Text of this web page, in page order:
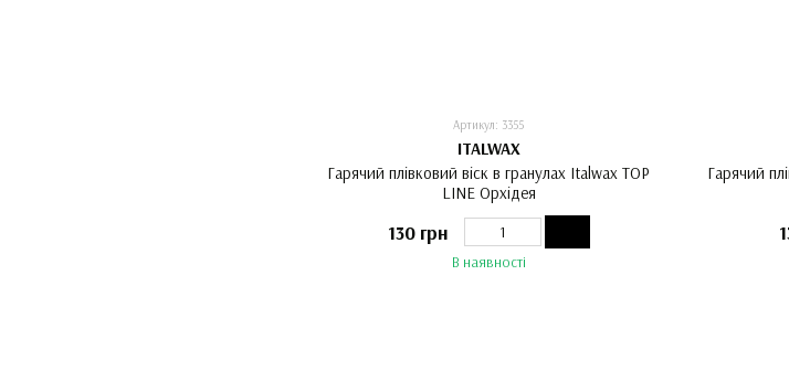
Артикул: 3355
ITALWAX
Гарячий плівковий віск в гранулах Italwax TOP
LINE Орхідея
130 грн
В наявності
Гарячий